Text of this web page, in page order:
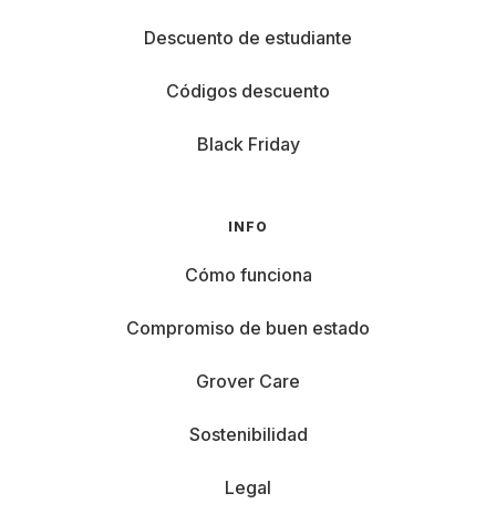
Descuento de estudiante
Códigos descuento
Black Friday
INFO
Cómo funciona
Compromiso de buen estado
Grover Care
Sostenibilidad
Legal